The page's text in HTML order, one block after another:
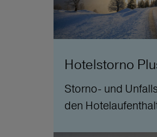
Hotelstorno
Storno- und
den